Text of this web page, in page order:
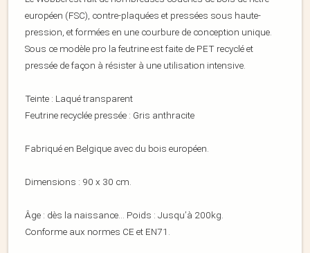
européen (FSC), contre-plaquées et pressées sous haute-
pression, et formées en une courbure de conception unique.
Sous ce modèle pro la feutrine est faite de PET recyclé et
pressée de façon à résister à une utilisation intensive.
Teinte : Laqué transparent
Feutrine recyclée pressée : Gris anthracite
Fabriqué en Belgique avec du bois européen.
Dimensions : 90 x 30 cm.
Âge : dès la naissance… Poids : Jusqu’à 200kg.
Conforme aux normes CE et EN71.